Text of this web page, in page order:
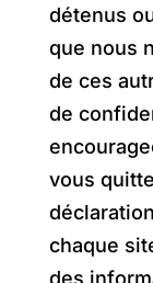
détenus
que nous
de ces
de
vous
chaque
des